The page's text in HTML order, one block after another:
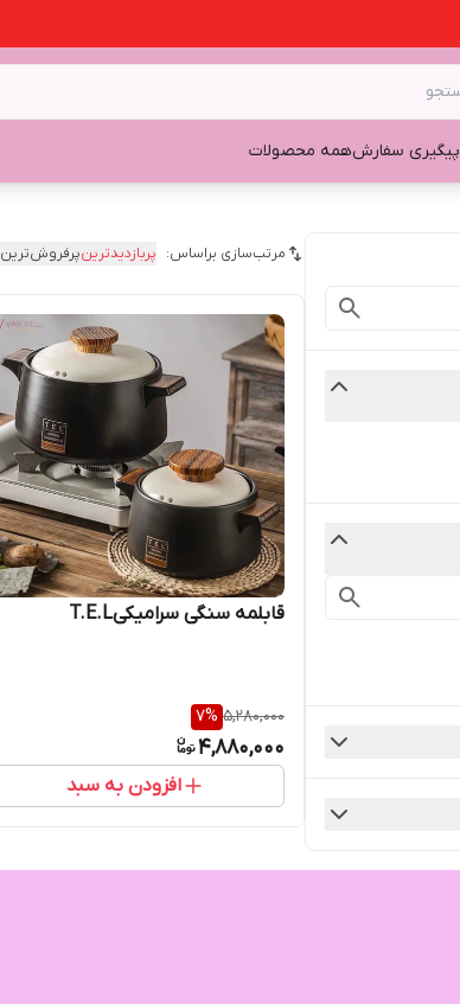
پیگیری سفارشهمه محصولات
مرتب‌سازی براساس: پربازدیدترینپرفروش‌ترین
قابلمه سنگی سرامیکیT.E.L
5,280,000
7%
4,880,000
افزودن به سبد